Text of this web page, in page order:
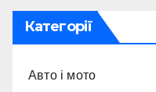
Категорії
Авто і мото